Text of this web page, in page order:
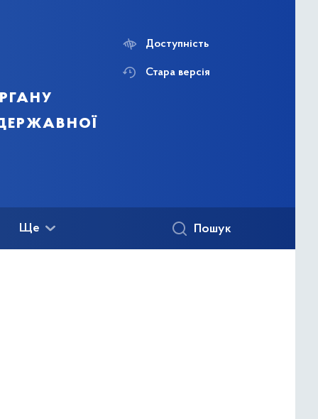
Доступність
Стара версія
Ще Пошук